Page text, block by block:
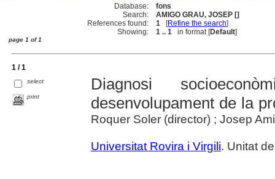
Database:
fons
Search:
AMIGO GRAU, JOSEP []
References found:
1 [Refine the search]
Showing:
1 .. 1 in format [Default]
page 1 of 1
1 / 1
select
print
Diagnosi
desenvolupament de la
Roquer Soler (director) ; Josep
Universitat Rovira i Virgili. Unitat